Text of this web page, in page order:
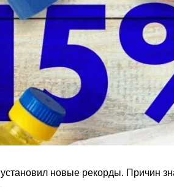
новые рекорды. Причин